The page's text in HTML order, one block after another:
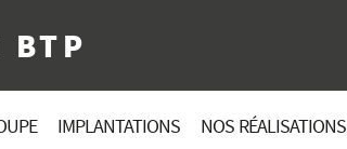
IMPLANTATIONS NOS RÉALISATIONS